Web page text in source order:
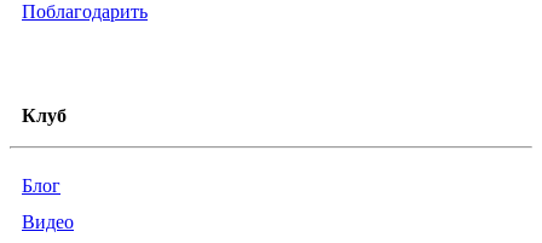
Поблагодарить
Клуб
Блог
Видео